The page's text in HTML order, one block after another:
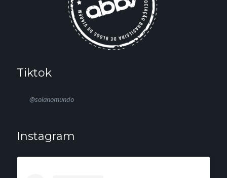
Tiktok
@solanomundo
Instagram